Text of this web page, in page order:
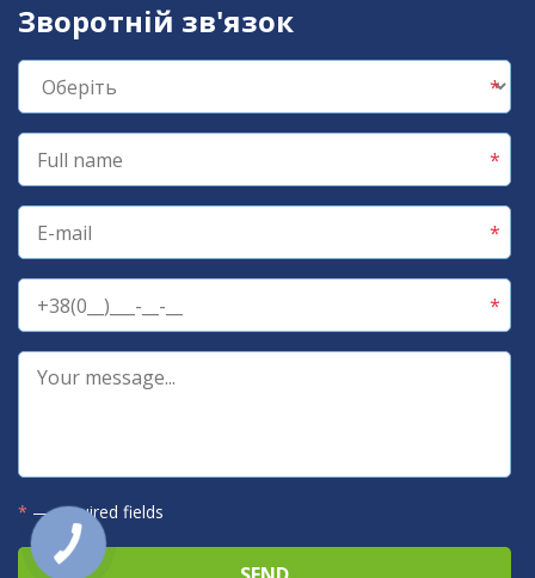
Зворотній зв'язок
* — required fields
КНОПКА
ЗВ'ЯЗКУ